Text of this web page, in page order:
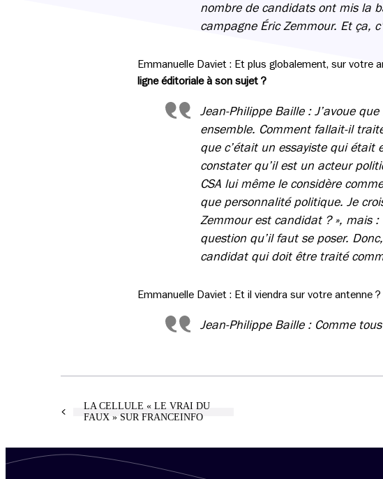
nombre de candidats ont mis la
campagne Éric Zemmour. Et ça,
Emmanuelle Daviet : Et plus globalement, sur votre
ligne éditoriale à son sujet ?
Jean-Philippe Baille :J’avoue
ensemble. Comment fallait-il
que c’était un essayiste qui était
constater qu’il est un acteur
CSA lui même le considère
que personnalité politique. Je
Zemmour est candidat ? », mais :
question qu’il faut se poser.
candidat qui doit être traité
Emmanuelle Daviet : Et il viendra sur votre antenne ?
Jean-Philippe Baille :Comme
LA CELLULE « LE VRAI DU
FAUX » SUR FRANCEINFO